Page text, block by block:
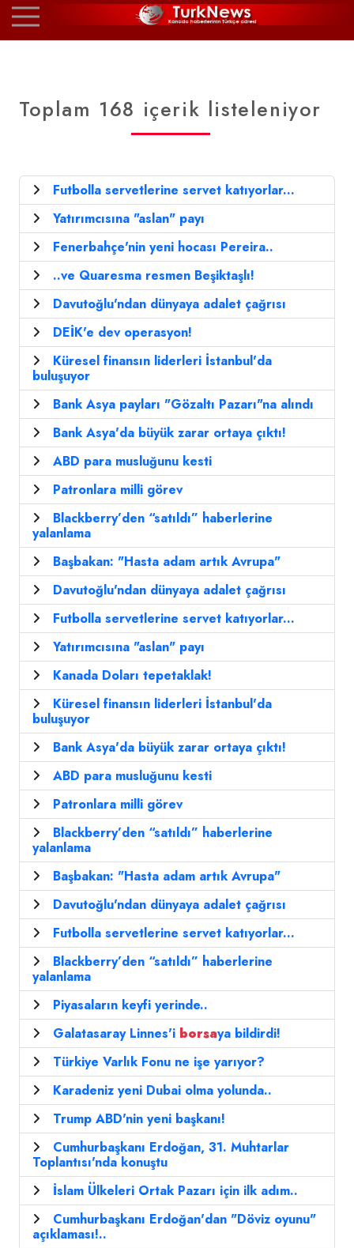
Toplam 168 içerik listeleniyor
Futbolla servetlerine servet katıyorlar...
Yatırımcısına "aslan" payı
Fenerbahçe'nin yeni hocası Pereira..
..ve Quaresma resmen Beşiktaşlı!
Davutoğlu'ndan dünyaya adalet çağrısı
DEİK'e dev operasyon!
Küresel finansın liderleri İstanbul'da
buluşuyor
Bank Asya payları "Gözaltı Pazarı"na alındı
Bank Asya'da büyük zarar ortaya çıktı!
ABD para musluğunu kesti
Patronlara milli görev
Blackberry’den “satıldı” haberlerine
yalanlama
Başbakan: "Hasta adam artık Avrupa"
Davutoğlu'ndan dünyaya adalet çağrısı
Futbolla servetlerine servet katıyorlar...
Yatırımcısına "aslan" payı
Kanada Doları tepetaklak!
Küresel finansın liderleri İstanbul'da
buluşuyor
Bank Asya'da büyük zarar ortaya çıktı!
ABD para musluğunu kesti
Patronlara milli görev
Blackberry’den “satıldı” haberlerine
yalanlama
Başbakan: "Hasta adam artık Avrupa"
Davutoğlu'ndan dünyaya adalet çağrısı
Futbolla servetlerine servet katıyorlar...
Blackberry’den “satıldı” haberlerine
yalanlama
Piyasaların keyfi yerinde..
Galatasaray Linnes'i borsaya bildirdi!
Türkiye Varlık Fonu ne işe yarıyor?
Karadeniz yeni Dubai olma yolunda..
Trump ABD'nin yeni başkanı!
Cumhurbaşkanı Erdoğan, 31. Muhtarlar
Toplantısı'nda konuştu
İslam Ülkeleri Ortak Pazarı için ilk adım..
Cumhurbaşkanı Erdoğan'dan "Döviz oyunu"
açıklaması!..